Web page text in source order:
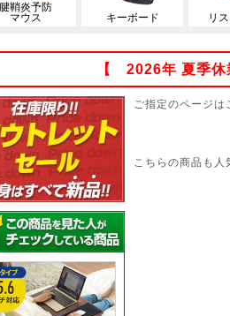
腱鞘炎予防
マウス
キーボード リ
【 2026年 夏季休
ご指定のページは
こちらの商品も人